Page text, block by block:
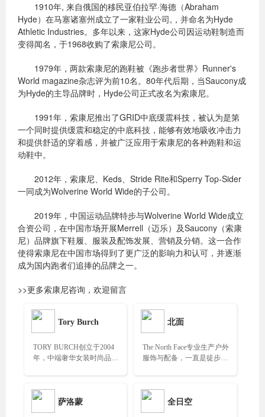
1910年, 来自俄国的移民亚伯拉罕·海德（Abraham
Hyde）在马塞诸塞州成立了一家鞋业公司,，并命名为Hyde
Athletic Industries。多年以来，这家Hyde公司因运动鞋制造而
变得闻名，于1968收购了索康尼公司。
1979年，两款索康尼的跑鞋被《跑步者世界》Runner's
World magazine杂志评为前10名。80年代后期，当Saucony成
为Hyde的主导品牌时，Hyde公司正式改名为索康尼。
1991年，索康尼推出了GRID中底缓震科技，被认为是第
一个同时提供缓震和稳定的中底科技，能够有效地吸收冲击力
和提供舒适的穿着感，并被广泛应用于索康尼的各种跑鞋和运
动鞋中。
2012年，索康尼、Keds、Stride Rite和Sperry Top-Sider
一同成为Wolverine World Wide的子公司。
2019年，中国运动品牌特步与Wolverine World Wide成立
合资公司，在中国市场开展Merrell（迈乐）及Saucony（索康
尼）品牌旗下鞋履、服装及配饰发展、营销及分销。这一合作
使得索康尼在中国市场得到了更广泛的影响力和认可，并逐渐
成为国内跑者们追捧的品牌之一。
>>更多索康尼咨询，欢迎留言
Tory Burch
TORY BURCH创立于2004
年，中端奢华女装时尚品
品……
北面
The North Face专业生产户外
服饰与配备，一直是徒步、
装备的领导者……
萨洛蒙 全日空